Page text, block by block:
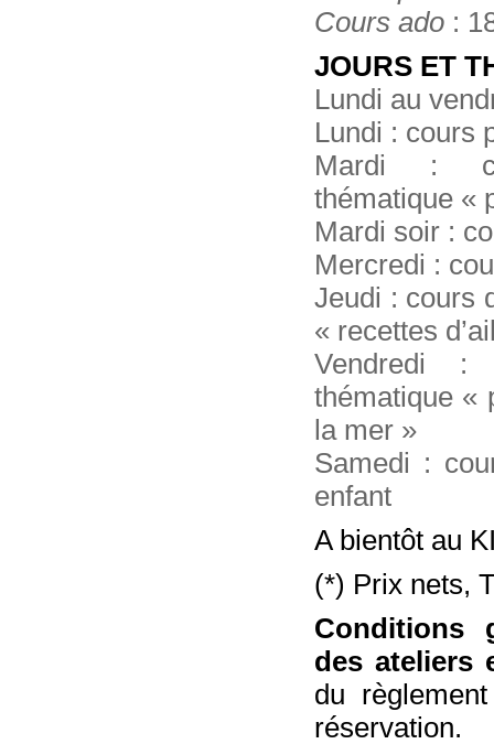
Cours ado :
JOURS ET
Lundi au
Lundi : cours
Mardi :
thématique «
Mardi soir :
Mercredi :
Jeudi : cours
« recettes
Vendredi :
thématique «
la mer »
Samedi :
enfant
A bientôt au
(*) Prix nets,
Conditions
des
du
réservation.